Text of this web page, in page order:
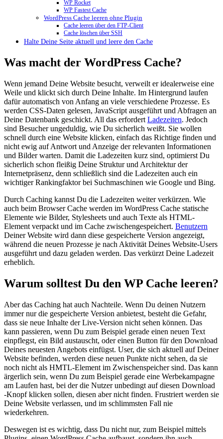
WP Rocket
WP Fastest Cache
WordPress Cache leeren ohne Plugin
Cache leeren über den FTP-Client
Cache löschen über SSH
Halte Deine Seite aktuell und leere den Cache
Was macht der WordPress Cache?
Wenn jemand Deine Website besucht, verweilt er idealerweise eine
Weile und klickt sich durch Deine Inhalte. Im Hintergrund laufen
dafür automatisch von Anfang an viele verschiedene Prozesse. Es
werden CSS-Daten gelesen, JavaScript ausgeführt und Abfragen an
Deine Datenbank geschickt. All das erfordert Ladezeiten. Jedoch
sind Besucher ungeduldig, wie Du sicherlich weißt. Sie wollen
schnell durch eine Website klicken, einfach das Richtige finden und
nicht ewig auf Antwort und Anzeige der relevanten Informationen
und Bilder warten. Damit die Ladezeiten kurz sind, optimierst Du
sicherlich schon fleißig Deine Struktur und Architektur der
Internetpräsenz, denn schließlich sind die Ladezeiten auch ein
wichtiger Rankingfaktor bei Suchmaschinen wie Google und Bing.
Durch Caching kannst Du die Ladezeiten weiter verkürzen. Wie
auch beim Browser Cache werden im WordPress Cache statische
Elemente wie Bilder, Stylesheets und auch Texte als HTML-
Element verpackt und im Cache zwischengespeichert. Benutzern
Deiner Website wird dann diese gespeicherte Version angezeigt,
während die neuen Prozesse je nach Aktivität Deines Website-Users
ausgeführt und dazu geladen werden. Das verkürzt Deine Ladezeit
erheblich.
Warum solltest Du den WP Cache leeren?
Aber das Caching hat auch Nachteile. Wenn Du deinen Nutzern
immer nur die gespeicherte Version anbietest, besteht die Gefahr,
dass sie neue Inhalte der Live-Version nicht sehen können. Das
kann passieren, wenn Du zum Beispiel gerade einen neuen Text
einpflegst, ein Bild austauscht, oder einen Button für den Download
Deines neuesten Angebots einfügst. User, die sich aktuell auf Deiner
Website befinden, werden diese neuen Punkte nicht sehen, da sie
noch nicht als HMTL-Element im Zwischenspeicher sind. Das kann
ärgerlich sein, wenn Du zum Beispiel gerade eine Werbekampagne
am Laufen hast, bei der die Nutzer unbedingt auf diesen Download
-Knopf klicken sollen, diesen aber nicht finden. Frustriert werden sie
Deine Website verlassen, und im schlimmsten Fall nie
wiederkehren.
Deswegen ist es wichtig, dass Du nicht nur, zum Beispiel mittels